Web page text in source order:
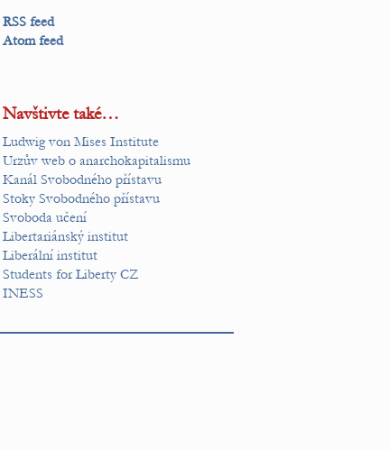
RSS feed
Atom feed
Navštivte také…
Ludwig von Mises Institute
Urzův web o anarchokapitalismu
Kanál Svobodného přístavu
Stoky Svobodného přístavu
Svoboda učení
Libertariánský institut
Liberální institut
Students for Liberty CZ
INESS